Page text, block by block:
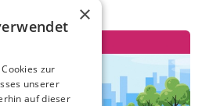
×
zur
unserer
auf dieser